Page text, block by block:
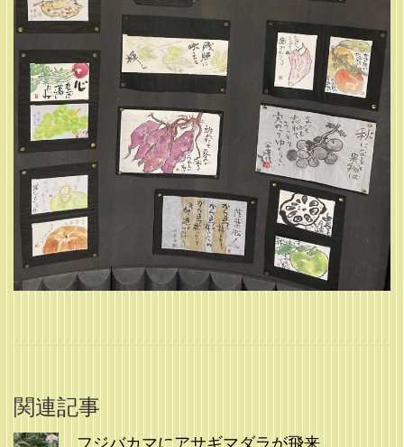
関連記事
フジバカマにアサギマダラが飛来